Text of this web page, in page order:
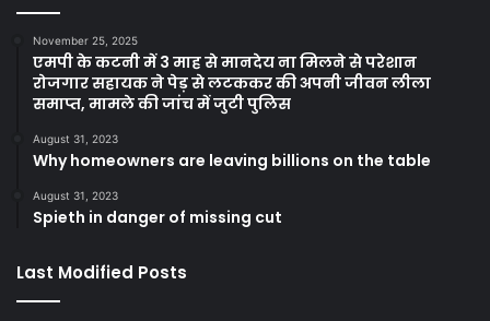
November 25, 2025
एमपी के कटनी में 3 माह से मानदेय ना मिलने से परेशान
रोजगार सहायक ने पेड़ से लटककर की अपनी जीवन लीला
समाप्त, मामले की जांच में जुटी पुलिस
August 31, 2023
Why homeowners are leaving billions on the table
August 31, 2023
Spieth in danger of missing cut
Last Modified Posts